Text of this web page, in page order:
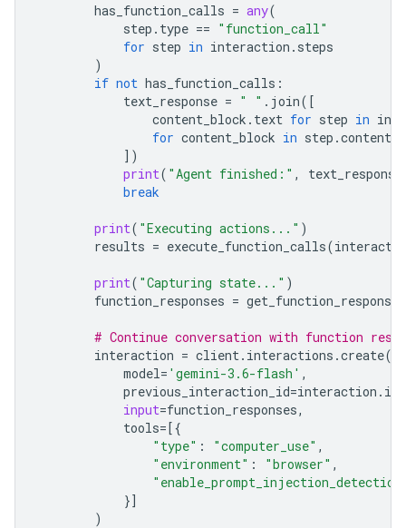
has_function_calls = any(
step . type == "function_call"
for step in interaction . steps
)
if not has_function_calls :
text_response = " " . join([
content_block . text for step in
for content_block in step .content
])
print( "Agent finished:" , text_response
break
print( "Executing actions..." )
results = execute_function_calls(
print( "Capturing state..." )
function_responses = get_function_responses
# Continue conversation with function
interaction = client. interactions .create(
model= 'gemini-3.6-flash' ,
previous_interaction_id=interaction . id
input=function_responses,
tools=[{
"type" : "computer_use" ,
"environment" : "browser" ,
}]
)